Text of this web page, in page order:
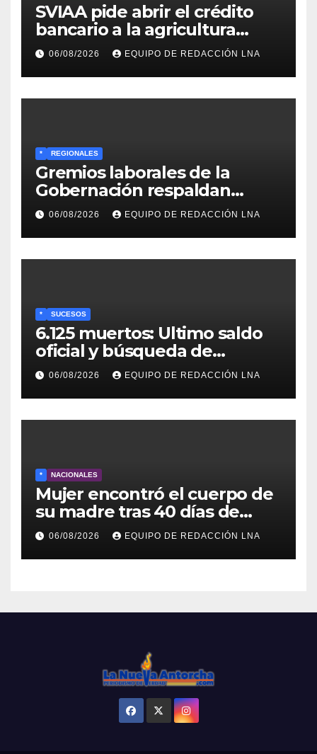
SVIAA pide abrir el crédito
bancario a la agricultura
familiar en Venezuela
06/08/2026 EQUIPO DE REDACCIÓN LNA
* REGIONALES
Gremios laborales de la
Gobernación respaldan
propuesta de Bono
Recreativo de 100 dólares
para jubilados, pensionados y
activos
06/08/2026 EQUIPO DE REDACCIÓN LNA
* SUCESOS
6.125 muertos: Ultimo saldo
oficial y búsqueda de
cadáveres continúa entre los
escombros
06/08/2026 EQUIPO DE REDACCIÓN LNA
* NACIONALES
Mujer encontró el cuerpo de
su madre tras 40 días de
búsqueda en Tanaguarena
06/08/2026 EQUIPO DE REDACCIÓN LNA